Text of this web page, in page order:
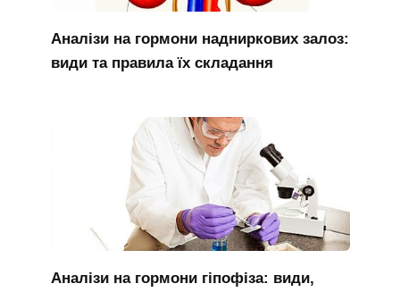
Аналізи на гормони надниркових залоз:
види та правила їх складання
Аналізи на гормони гіпофіза: види,